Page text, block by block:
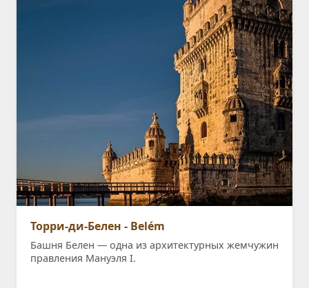
Торри-ди-Белен - Belém
Башня Белен — одна из архитектурных жемчужин
правления Мануэля I.